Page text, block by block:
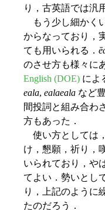
り，古英語では汎
もう少し細かく
からなっており，
ても用いられる．
のさせ方も様々に
English (DOE) によ
eala, ealaeala など
間投詞と組み合わ
方もあった．
使い方としては
け，懇願，祈り，
いられており，や
てよい．勢いとし
り，上記のように
たのだろう．